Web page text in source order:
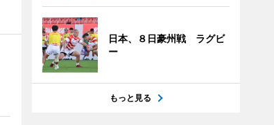
日本、８日豪州戦 ラグビ
ー
もっと見る